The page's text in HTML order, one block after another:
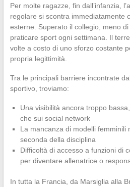
Per molte ragazze, fin dall’infanzia,
regolare si scontra immediatamente
esterne. Superato il collegio, meno
praticare sport ogni settimana. Il
volte a costo di uno sforzo costante
propria legittimità.
Tra le principali barriere incontrate
sportivo, troviamo:
Una visibilità ancora troppo
che sui social network
La mancanza di modelli femminili
seconda della disciplina
Difficoltà di accesso a funzioni di
per diventare allenatrice o
In tutta la Francia, da Marsiglia alla